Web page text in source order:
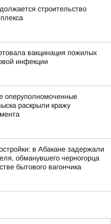
строительство
вакцинация пожилых
инфекции
оперуполномоченные
раскрыли кражу
в Абакане задержали
обманувшего черногорца
бытового вагончика